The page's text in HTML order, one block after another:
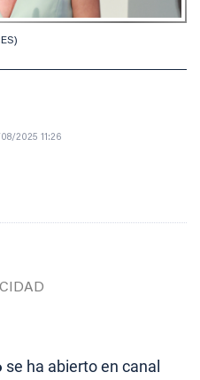
2025 11:26
se ha abierto en canal